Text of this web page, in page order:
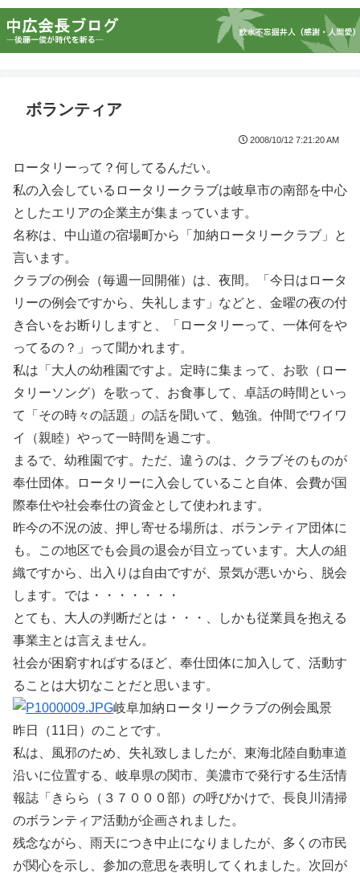
ボランティア
2008/10/12 7:21:20 AM
ロータリーって？何してるんだい。
私の入会しているロータリークラブは岐阜市の南部を中心
としたエリアの企業主が集まっています。
名称は、中山道の宿場町から「加納ロータリークラブ」と
言います。
クラブの例会（毎週一回開催）は、夜間。「今日はロータ
リーの例会ですから、失礼します」などと、金曜の夜の付
き合いをお断りしますと、「ロータリーって、一体何をや
ってるの？」って聞かれます。
私は「大人の幼稚園ですよ。定時に集まって、お歌（ロー
タリーソング）を歌って、お食事して、卓話の時間といっ
て「その時々の話題」の話を聞いて、勉強。仲間でワイワ
イ（親睦）やって一時間を過ごす。
まるで、幼稚園です。ただ、違うのは、クラブそのものが
奉仕団体。ロータリーに入会していること自体、会費が国
際奉仕や社会奉仕の資金として使われます。
昨今の不況の波、押し寄せる場所は、ボランティア団体に
も。この地区でも会員の退会が目立っています。大人の組
織ですから、出入りは自由ですが、景気が悪いから、脱会
します。では・・・・・・・
とても、大人の判断だとは・・・、しかも従業員を抱える
事業主とは言えません。
社会が困窮すればするほど、奉仕団体に加入して、活動す
ることは大切なことだと思います。
岐阜加納ロータリークラブの例会風景
昨日（11日）のことです。
私は、風邪のため、失礼致しましたが、東海北陸自動車道
沿いに位置する、岐阜県の関市、美濃市で発行する生活情
報誌「きらら（３７０００部）の呼びかけで、長良川清掃
のボランティア活動が企画されました。
残念ながら、雨天につき中止になりましたが、多くの市民
が関心を示し、参加の意思を表明してくれました。次回が